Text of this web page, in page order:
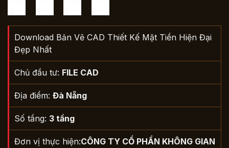
Download Bản Vẽ CAD Thiết Kế Mặt Tiền Hiện Đại
Đẹp Nhất
Chủ đầu tư: FILE CAD
Địa điểm: Đà Nẵng
Số tầng: 3 tầng
Đơn vị thực hiện:CÔNG TY CỔ PHẦN KHÔNG GIAN